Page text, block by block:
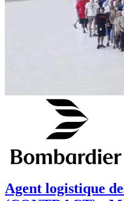
Agent logistique